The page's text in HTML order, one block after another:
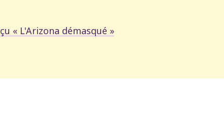
« L'Arizona démasqué »